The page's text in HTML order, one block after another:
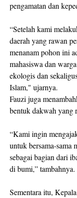
pengamatan dan
“Setelah kami
daerah yang rawan
menanam pohon ini
mahasiswa dan
ekologis dan
Islam," ujarnya.
Fauzi juga
bentuk dakwah yang
“Kami ingin
untuk bersama-sama
sebagai bagian dari
di bumi,” tambahnya.
Sementara itu,